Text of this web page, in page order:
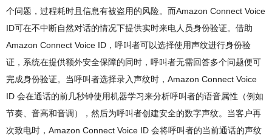
个问题，过程耗时且信息有被盗用的风险。而Amazon Connect Voice
ID可在不中断自然对话的情况下提供实时来电人员身份验证。借助
Amazon Connect Voice ID，呼叫者可以选择使用声纹进行身份验
证，系统在提供额外安全保障的同时，呼叫者无需回答多个问题便可
完成身份验证。当呼叫者选择录入声纹时，Amazon Connect Voice
ID 会在通话的前几秒钟使用机器学习来分析呼叫者的语音属性（例如
节奏、音高和音调），然后为呼叫者创建安全的数字声纹。当客户再
次致电时，Amazon Connect Voice ID 会将呼叫者的当前通话的声纹